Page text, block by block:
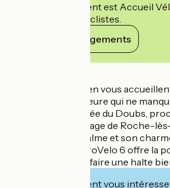
Cet établissement est Accueil
accueillir des cyclistes.
Voir ses engagements
Natacha et Aurélien vous
"hôtentique" demeure qui ne
Au cœur de la Vallée du Doubs,
commerces, le village de Roche-
séduire par son calme et son
située devant l'EuroVelo 6 offre la
cyclotouristes de faire une halte
Cet établissement vous